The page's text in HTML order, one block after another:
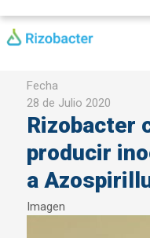
Fecha
28 de Julio 2020
Rizobacter
producir
a
Imagen